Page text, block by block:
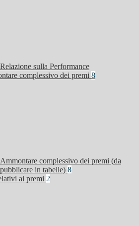
Relazione sulla Performance
complessivo dei premi 8
Ammontare complessivo dei premi (da
pubblicare in tabelle) 8
ai premi 2